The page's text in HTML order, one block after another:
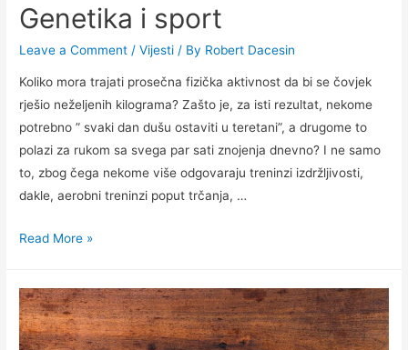
Genetika i sport
Leave a Comment /Vijesti / By Robert Dacesin
Koliko mora trajati prosečna fizička aktivnost da bi se čovjek
rješio neželjenih kilograma? Zašto je, za isti rezultat, nekome
potrebno ” svaki dan dušu ostaviti u teretani”, a drugome to
polazi za rukom sa svega par sati znojenja dnevno? I ne samo
to, zbog čega nekome više odgovaraju treninzi izdržljivosti,
dakle, aerobni treninzi poput trčanja, …
Genetika
Read More »